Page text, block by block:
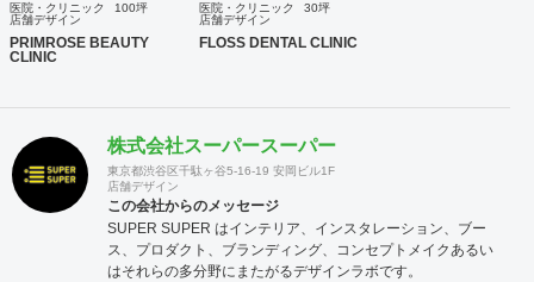
医院・クリニック
100坪
店舗デザイン
PRIMROSE BEAUTY
CLINIC
医院・クリニック
30坪
店舗デザイン
FLOSS DENTAL CLINIC
株式会社スーパースーパー
東京都渋谷区千駄ヶ谷5-16-19 安岡ビル1F
店舗デザイン
この会社からのメッセージ
SUPER SUPER はインテリア、インスタレーション、ブー
ス、プロダクト、ブランディング、コンセプトメイクあるい
はそれらの多分野にまたがるデザインラボです。